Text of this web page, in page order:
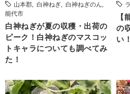
山本郡
白神ねぎ 白神ねぎのん
能代市
白神ねぎが夏の収穫・出荷の
ピーク！白神ねぎのマスコッ
トキャラについても調べてみ
た！
【
の
い！